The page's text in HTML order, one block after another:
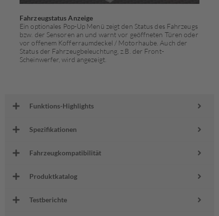
Fahrzeugstatus Anzeige
Ein optionales Pop-Up Menü zeigt den Status des Fahrzeugs
bzw. der Sensoren an und warnt vor geöffneten Türen oder
vor offenem Kofferraumdeckel / Motorhaube. Auch der
Status der Fahrzeugbeleuchtung, z.B. der Front-
Scheinwerfer, wird angezeigt.
Funktions-Highlights
Spezifikationen
Fahrzeugkompatibilität
Produktkatalog
Testberichte